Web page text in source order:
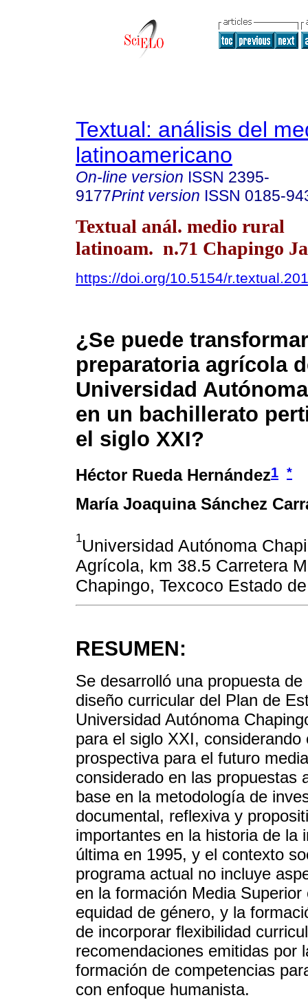
Textual: análisis del
latinoamericano
On-line version ISSN 2395-
9177Print version ISSN 0185-
Textual anál. medio rural
latinoam. n.71 Chapingo
https://doi.org/10.5154/
¿Se puede
preparatoria agrícola
Universidad
en un bachillerato
el siglo XXI?
Héctor Rueda Hernández1 *
María Joaquina Sánchez
1Universidad Autónoma
Agrícola, km 38.5 Carretera
Chapingo, Texcoco Estado
RESUMEN:
Se desarrolló una propuesta
diseño curricular del Plan de
Universidad Autónoma
para el siglo XXI,
prospectiva para el futuro
considerado en las propuestas
base en la metodología de
documental, reflexiva y
importantes en la historia de la
última en 1995, y el contexto
programa actual no incluye
en la formación Media
equidad de género, y la
de incorporar flexibilidad
recomendaciones emitidas por
formación de competencias
con enfoque humanista.